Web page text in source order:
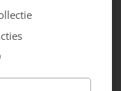
09.30 – 18.00 uur
– 18.00 uur